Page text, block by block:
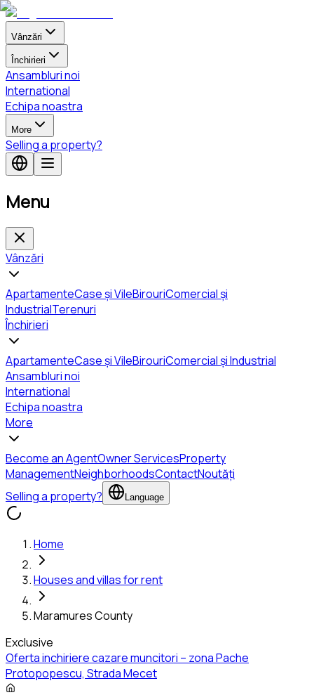
Vânzări
Închirieri
Ansambluri noi
International
Echipa noastra
More
Selling a property?
Menu
Vânzări
ApartamenteCase și VileBirouriComercial și
IndustrialTerenuri
Închirieri
ApartamenteCase și VileBirouriComercial și Industrial
Ansambluri noi
International
Echipa noastra
More
Become an AgentOwner ServicesProperty
ManagementNeighborhoodsContactNoutăți
Selling a property?
Language
Home
Houses and villas for rent
Maramures County
Exclusive
Oferta inchiriere cazare muncitori – zona Pache
Protopopescu, Strada Mecet